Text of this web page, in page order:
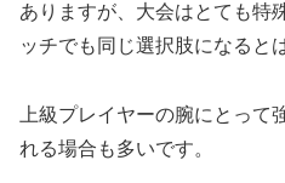
ありますが、大会はとても特
ッチでも同じ選択肢になると
上級プレイヤーの腕にとって
れる場合も多いです。